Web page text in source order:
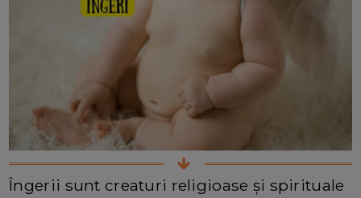
Îngerii sunt creaturi religioase și spirituale